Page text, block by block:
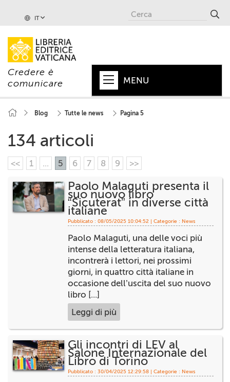
IT
Credere è
comunicare
MENU
CHIESA
MONDO
COLLANE
RIVISTE
CEI
AUTORI VARI
Blog Tutte le news Pagina 5
134 articoli
<< 1 ... 5 6 7 8 9 >>
Paolo Malaguti presenta il
suo nuovo libro
“Sicuterat” in diverse città
italiane
Pubblicato : 08/05/2025 10:04:52 | Categorie : News
Paolo Malaguti, una delle voci più
intense della letteratura italiana,
incontrerà i lettori, nei prossimi
giorni, in quattro città italiane in
occasione dell’uscita del suo nuovo
libro [...]
Leggi di più
Gli incontri di LEV al
Salone Internazionale del
Libro di Torino
Pubblicato : 30/04/2025 12:29:58 | Categorie : News